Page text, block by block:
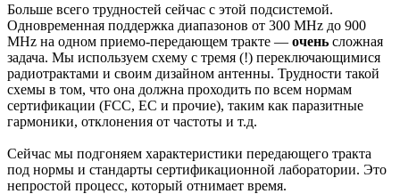
Больше всего трудностей сейчас с этой подсистемой.
Одновременная поддержка диапазонов от 300 MHz до 900
MHz на одном приемо-передающем тракте — очень сложная
задача. Мы используем схему с тремя (!) переключающимися
радиотрактами и своим дизайном антенны. Трудности такой
схемы в том, что она должна проходить по всем нормам
сертификации (FCC, EC и прочие), таким как паразитные
гармоники, отклонения от частоты и т.д.
Сейчас мы подгоняем характеристики передающего тракта
под нормы и стандарты сертификационной лаборатории. Это
непростой процесс, который отнимает время.